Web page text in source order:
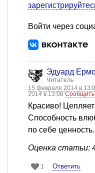
Войти через
Эдуард
Читатель
15 февраля 2014 в
2014 в 13:08Сообщить
Красиво!
Способность
по себе ценность.
Оценка статьи:
1 Ответить